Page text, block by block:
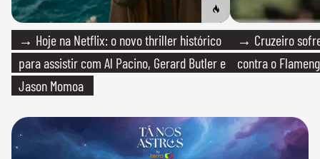
→ Hoje na Netflix: o novo thriller histórico
para assistir com Al Pacino, Gerard Butler e
Jason Momoa
→ Cruzeiro
contra o